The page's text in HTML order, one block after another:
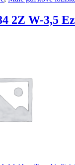
2Z W-3,5